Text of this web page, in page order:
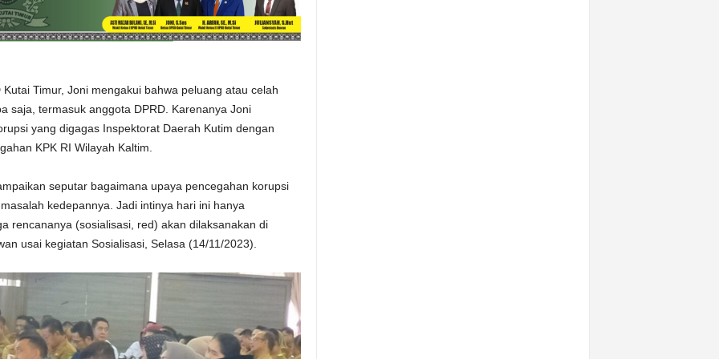
Timur, Joni mengakui bahwa peluang atau celah
saja, termasuk anggota DPRD. Karenanya Joni
yang digagas Inspektorat Daerah Kutim dengan
KPK RI Wilayah Kaltim.
seputar bagaimana upaya pencegahan korupsi
kedepannya. Jadi intinya hari ini hanya
rencananya (sosialisasi, red) akan dilaksanakan di
usai kegiatan Sosialisasi, Selasa (14/11/2023).